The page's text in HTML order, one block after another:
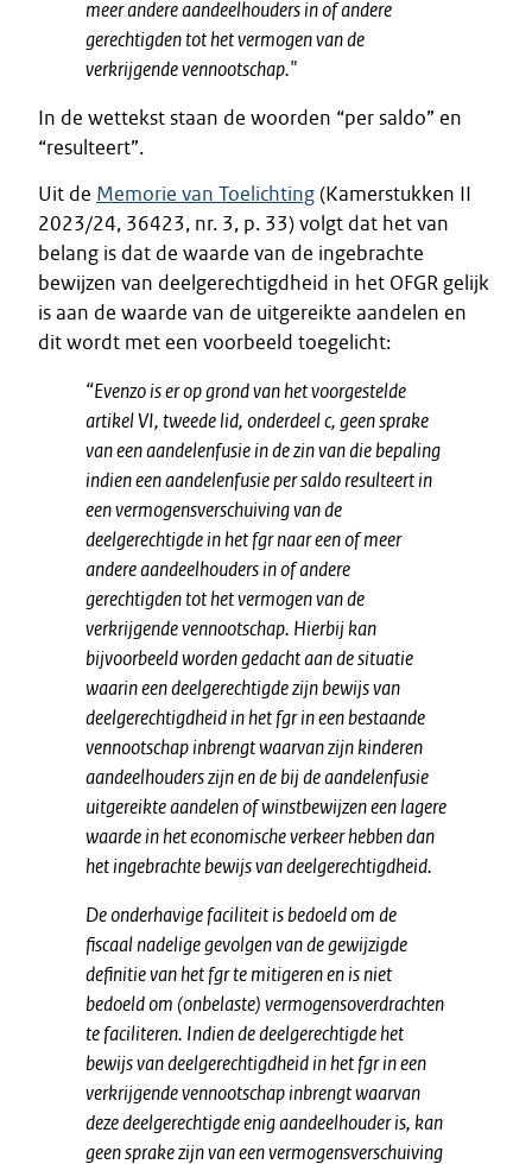
meer andere aandeelhouders in of andere
gerechtigden tot het vermogen van de
verkrijgende vennootschap."
In de wettekst staan de woorden “per saldo” en
“resulteert”.
Uit de Memorie van Toelichting(Kamerstukken II
2023/24, 36423, nr. 3, p. 33) volgt dat het van
belang is dat de waarde van de ingebrachte
bewijzen van deelgerechtigdheid in het OFGR gelijk
is aan de waarde van de uitgereikte aandelen en
dit wordt met een voorbeeld toegelicht:
“Evenzo is er op grond van het voorgestelde
artikel VI, tweede lid, onderdeel c, geen sprake
van een aandelenfusie in de zin van die bepaling
indien een aandelenfusie per saldo resulteert in
een vermogensverschuiving van de
deelgerechtigde in het fgr naar een of meer
andere aandeelhouders in of andere
gerechtigden tot het vermogen van de
verkrijgende vennootschap. Hierbij kan
bijvoorbeeld worden gedacht aan de situatie
waarin een deelgerechtigde zijn bewijs van
deelgerechtigdheid in het fgr in een bestaande
vennootschap inbrengt waarvan zijn kinderen
aandeelhouders zijn en de bij de aandelenfusie
uitgereikte aandelen of winstbewijzen een lagere
waarde in het economische verkeer hebben dan
het ingebrachte bewijs van deelgerechtigdheid.
De onderhavige faciliteit is bedoeld om de
fiscaal nadelige gevolgen van de gewijzigde
definitie van het fgr te mitigeren en is niet
bedoeld om (onbelaste) vermogensoverdrachten
te faciliteren. Indien de deelgerechtigde het
bewijs van deelgerechtigdheid in het fgr in een
verkrijgende vennootschap inbrengt waarvan
deze deelgerechtigde enig aandeelhouder is, kan
geen sprake zijn van een vermogensverschuiving